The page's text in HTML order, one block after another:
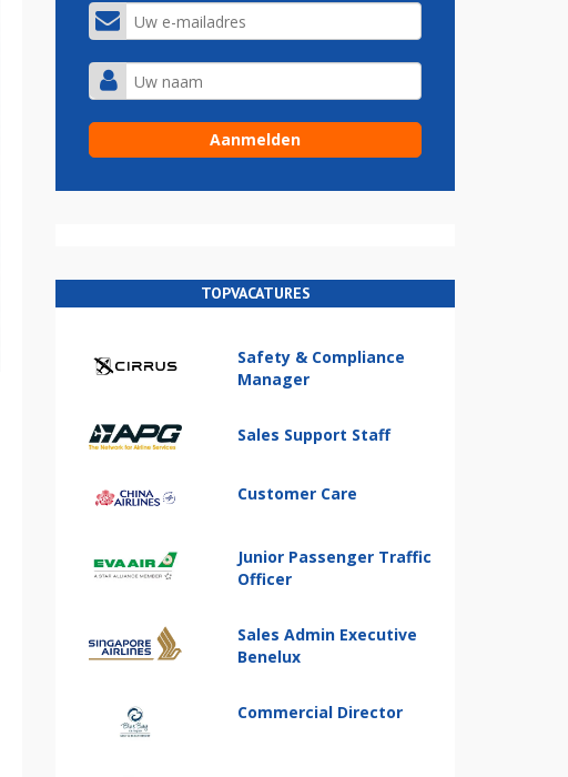
TOPVACATURES
Safety & Compliance
Manager
Sales Support Staff
Customer Care
Junior Passenger Traffic
Officer
Sales Admin Executive
Benelux
Commercial Director